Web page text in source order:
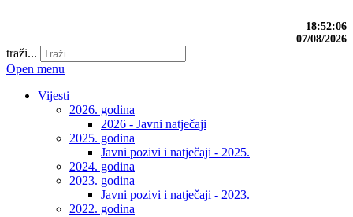
18:52:07
07/08/2026
traži...
Open menu
Vijesti
2026. godina
2026 - Javni natječaji
2025. godina
Javni pozivi i natječaji - 2025.
2024. godina
2023. godina
Javni pozivi i natječaji - 2023.
2022. godina